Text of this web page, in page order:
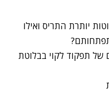
יותרת התריס ואילו
של תפקוד לקוי בבלוטת